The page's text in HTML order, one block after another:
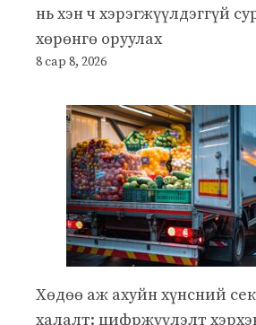
нь хэн ч хэрэгжүүлдэггүй
хөрөнгө оруулах
8 сар 8, 2026
Хөдөө аж ахуйн хүнсний
халалт: цифржүүлэлт